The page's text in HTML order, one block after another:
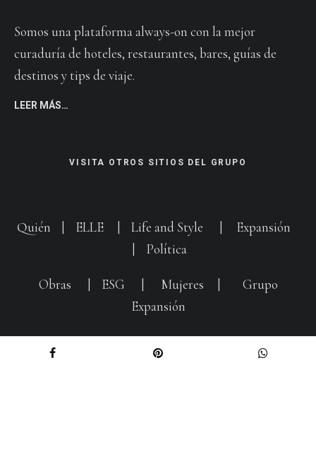
Somos una plataforma always-on con la mejor
curaduría de hoteles, restaurantes, bares, guías de
destinos y tips de viaje.
LEER MÁS…
VISITA OTROS SITIOS DEL GRUPO
Quién ELLE Life and Style
Expansión
Política
Obras ESG Mujeres
Grupo
Expansión
Entertainment